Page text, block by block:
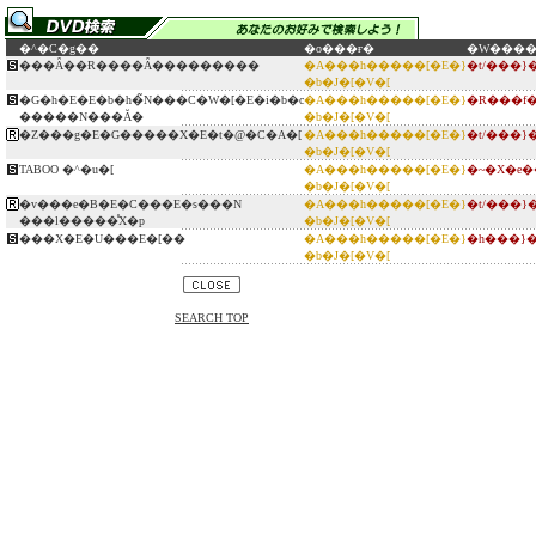
�^�C�g�� �o���ғ�
���Ȃ��Ɍ����Ȃ���������
�A���h�����[�E�}
�b�J�[�V�[
�t/
�G�h�E�E�b�h�̃N���C�W�[�E�i�b�c
�����N���Ă�
�A���h�����[�E�}
�b�J�[�V�[
�Z���g�E�G�����X�E�t�@�C�A�[�A���h�����[�E�}
�b�J�[�V�[
�t/
TABOO �^�u�[
�A���h�����[�E�}
�b�J�[�V�[
�v���e�B�E�C���E�s���N
���l�����̊X�p
�A���h�����[�E�}
�b�J�[�V�[
�t/
���X�E�U���E�[��
�A���h�����[�E�}
�b�J�[�V�[
SEARCH TOP